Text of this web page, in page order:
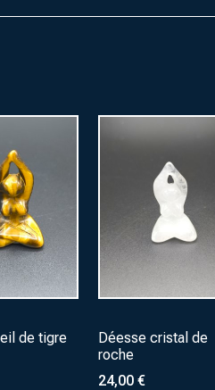
de tigre
Déesse cristal de
roche
24,00 €